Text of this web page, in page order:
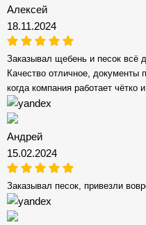
Алексей
18.11.2024
Заказывал щебень и песок всё
Качество отличное, документы
когда компания работает чётко
Андрей
15.02.2024
Заказывал песок, привезли